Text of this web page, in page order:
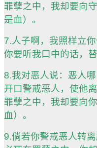
罪孽之中，我却要向
是血）。
7.人子啊，我照样立
你要听我口中的话，
8.我对恶人说：恶人
开口警戒恶人，使他
罪孽之中，我却要向
血）。
9.倘若你警戒恶人转